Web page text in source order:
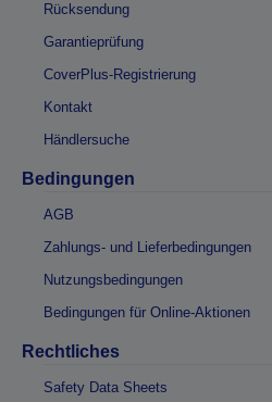
Rücksendung
Garantieprüfung
CoverPlus-Registrierung
Kontakt
Händlersuche
Bedingungen
AGB
Zahlungs- und Lieferbedingungen
Nutzungsbedingungen
Bedingungen für Online-Aktionen
Rechtliches
Safety Data Sheets